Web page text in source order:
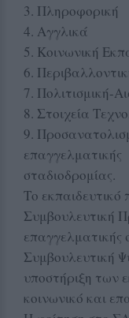
3. Πληροφορική
4. Αγγλικά
5. Κοινωνική
6.
7. Πολιτισμική-
8. Στοιχεία
9.
επαγγελματικής
σταδιοδρομίας.
Το
Συμβουλευτική
επαγγελματικής
Συμβουλευτική
υποστήριξη των
κοινωνικό και